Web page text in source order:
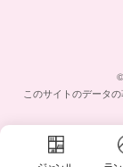
このサイトのデータ